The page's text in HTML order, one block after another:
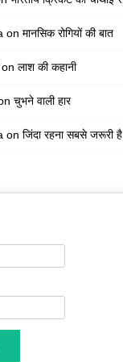
on मानसिक रोगियों की बात
on लाश की कहानी
चुभने वाली हार
on जिंदा रहना सबसे जरूरी